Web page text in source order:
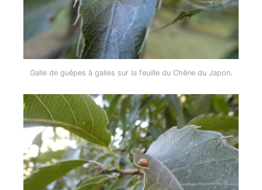
Galle de guêpes à galles sur la feuille du Chêne du Japon.